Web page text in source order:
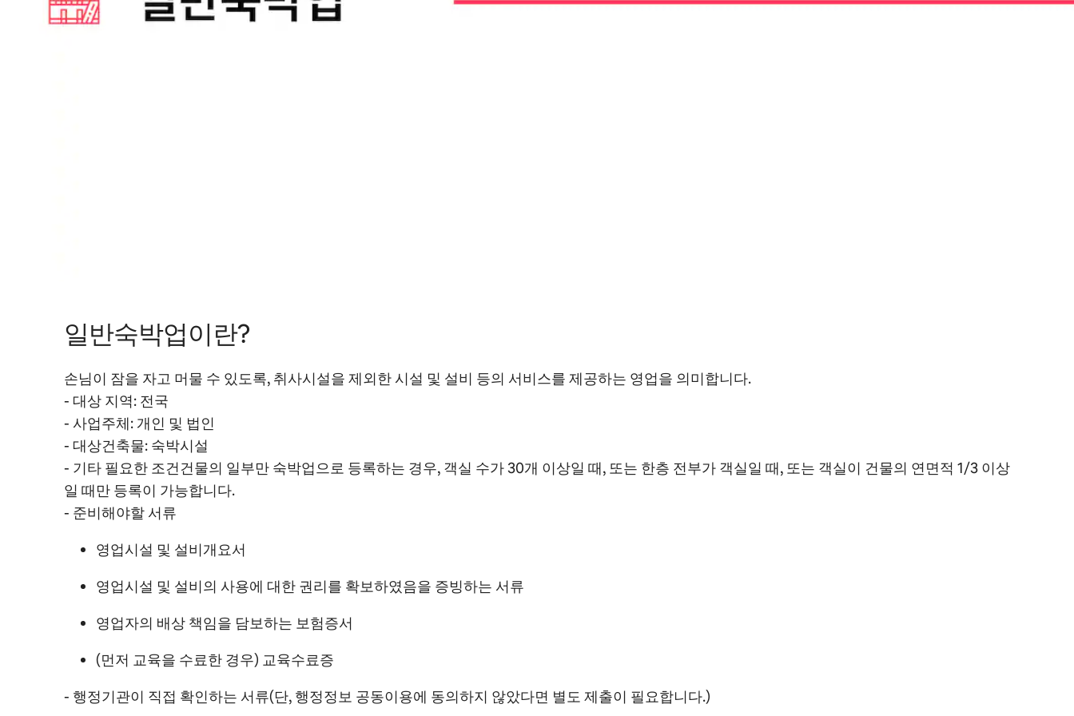
일반숙박업이란?
손님이 잠을 자고 머물 수 있도록, 취사시설을 제외한 시설 및 설비 등의 서비스를 제공하는 영업을 의미합니다.
- 대상 지역: 전국
- 사업주체: 개인 및 법인
- 대상건축물: 숙박시설
- 기타 필요한 조건건물의 일부만 숙박업으로 등록하는 경우, 객실 수가 30개 이상일 때, 또는 한층 전부가 객실일 때, 또는 객실이 건물의 연면적 1/3 이상
일 때만 등록이 가능합니다.
- 준비해야할 서류
영업시설 및 설비개요서
영업시설 및 설비의 사용에 대한 권리를 확보하였음을 증빙하는 서류
영업자의 배상 책임을 담보하는 보험증서
(먼저 교육을 수료한 경우) 교육수료증
- 행정기관이 직접 확인하는 서류(단, 행정정보 공동이용에 동의하지 않았다면 별도 제출이 필요합니다.)